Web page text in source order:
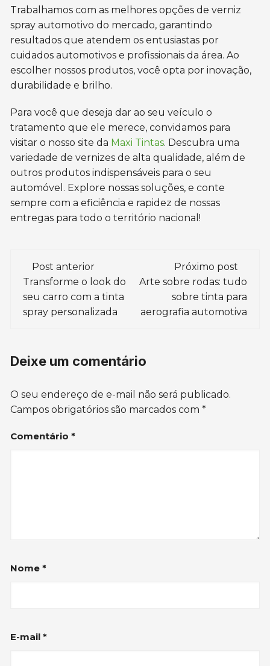
Trabalhamos com as melhores opções de verniz
spray automotivo do mercado, garantindo
resultados que atendem os entusiastas por
cuidados automotivos e profissionais da área. Ao
escolher nossos produtos, você opta por inovação,
durabilidade e brilho.
Para você que deseja dar ao seu veículo o
tratamento que ele merece, convidamos para
visitar o nosso site da Maxi Tintas. Descubra uma
variedade de vernizes de alta qualidade, além de
outros produtos indispensáveis para o seu
automóvel. Explore nossas soluções, e conte
sempre com a eficiência e rapidez de nossas
entregas para todo o território nacional!
Navegação
de
post
Post anterior
Transforme o look do
seu carro com a tinta
spray personalizada
Próximo post
Arte sobre rodas: tudo
sobre tinta para
aerografia automotiva
Deixe um comentário
O seu endereço de e-mail não será publicado.
Campos obrigatórios são marcados com*
Comentário*
Nome*
E-mail*